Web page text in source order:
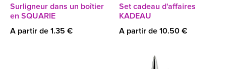
Surligneur dans un boîtier
en SQUARIE
A partir de 1.35 €
Set cadeau d'affaires
KADEAU
A partir de 10.50 €